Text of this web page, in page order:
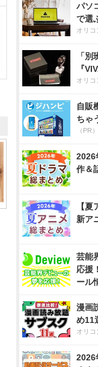
パソ
で選
オリコ
「
『
オリコ
自販
ちゃ
（PR
2026
作＆
【
新ア
芸能
応援
ール
漫画
め11
オリ
2026